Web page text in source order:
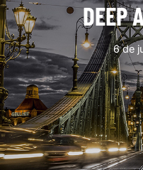
DEEP
6 de